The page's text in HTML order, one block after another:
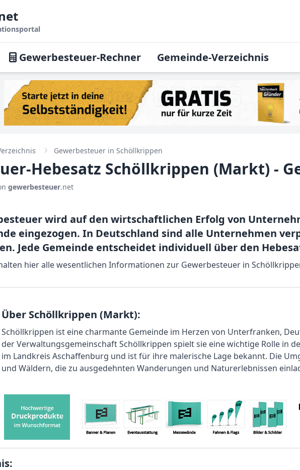
Gewerbesteuer-Rechner Gemeinde-Verzeichnis
Gewerbesteuer in Schöllkrippen
Hebesatz Schöllkrippen (Markt) -
gewerbesteuer.net
wird auf den wirtschaftlichen Erfolg von
eingezogen. In Deutschland sind alle Unternehmen
Jede Gemeinde entscheidet individuell über den
hier alle wesentlichen Informationen zur Gewerbesteuer in
Über Schöllkrippen (Markt):
Schöllkrippen ist eine charmante Gemeinde im Herzen von Unterfranken,
der Verwaltungsgemeinschaft Schöllkrippen spielt sie eine wichtige Rolle in
im Landkreis Aschaffenburg und ist für ihre malerische Lage bekannt. Die
und Wäldern, die zu ausgedehnten Wanderungen und Naturerlebnissen